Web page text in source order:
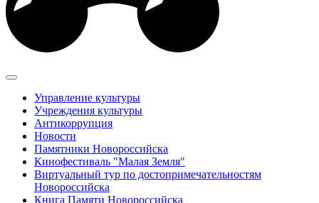
Управление культуры
Учреждения культуры
Антикоррупция
Новости
Памятники Новороссийска
Кинофестиваль "Малая Земля"
Виртуальный тур по достопримечательностям
Новороссийска
Книга Памяти Новороссийска